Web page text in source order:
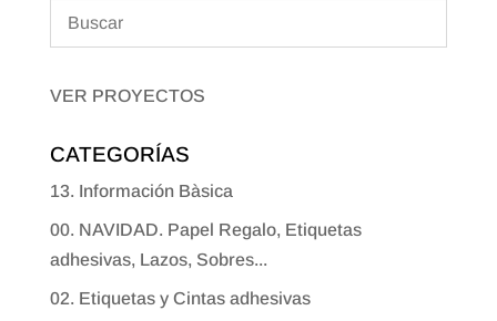
VER PROYECTOS
CATEGORÍAS
13. Información Bàsica
00. NAVIDAD. Papel Regalo, Etiquetas
adhesivas, Lazos, Sobres...
02. Etiquetas y Cintas adhesivas